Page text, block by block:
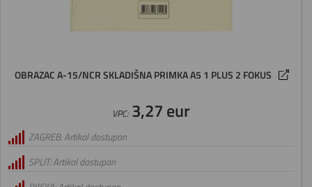
OBRAZAC A-15/NCR SKLADIŠNA PRIMKA A5 1 PLUS 2 FOKUS
VPC:3,27 eur
ZAGREB: Artikal dostupan
SPLIT: Artikal dostupan